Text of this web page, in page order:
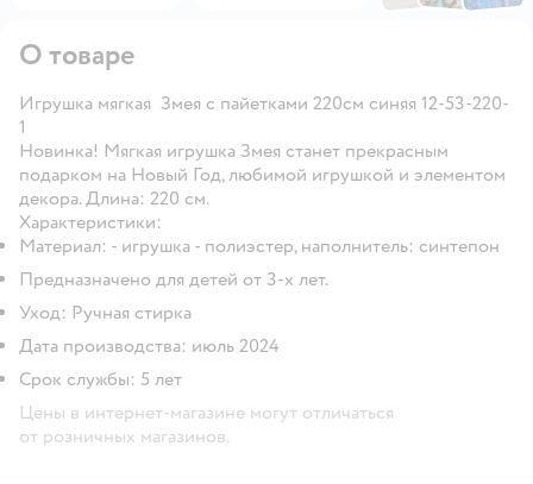
О товаре
Игрушка мягкая Змея с пайетками 220см синяя 12-53-220-
1
Новинка! Мягкая игрушка Змея станет прекрасным
подарком на Новый Год, любимой игрушкой и элементом
декора. Длина: 220 см.
Характеристики:
Материал: - игрушка - полиэстер, наполнитель: синтепон
Предназначено для детей от 3-х лет.
Уход: Ручная стирка
Дата производства: июль 2024
Срок службы: 5 лет
Цены в интернет-магазине могут отличаться
от розничных магазинов.